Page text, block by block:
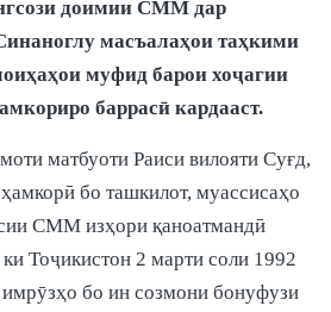
доимии СММ дар
масъалаҳои таҳкими
муфид барои хоҷагии
баррасӣ кардааст.
матбуоти Раиси вилояти Суғд,
бо ташкилот, муассисаҳо
СММ изҳори қаноатмандӣ
Тоҷикистон 2 марти соли 1992
бо ин созмони бонуфузи